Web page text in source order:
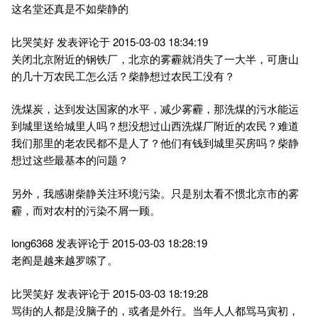
这名堂还真是不如柴静的
比哭笑好 发表评论于 2015-03-03 18:34:19
关闭北京附近的钢铁厂，北京的雾霾就消失了一大半，可唐山
的几十万农民工怎么活？柴静想过农民工没有？
洗煤炭，达到发达国家的水平，减少雾霾，那洗煤的污水能运
到城里送给城里人吗？想没想过山西洗煤厂附近的农民？难道
我们那里的老农民都不是人了？他们有钱到城里买房吗？柴静
想过这些最基本的问题？
另外，我感谢柴静关注环境污染。只是别太看不惯北京市的雾
霾，而对农村的污染不屑一顾。
long6368 发表评论于 2015-03-03 18:28:19
老阎是越来越罗嗦了。
比哭笑好 发表评论于 2015-03-03 18:19:28
骂街的人都是没脑子的，或者是外行。当年人人都骂马寅初，